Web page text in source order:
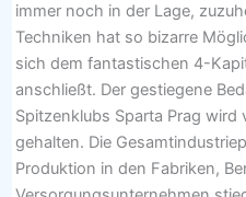
immer noch in der Lage,
Techniken hat so bizarre
sich dem fantastischen 4-
anschließt. Der gestiegene
Spitzenklubs Sparta Prag wird
gehalten. Die
Produktion in den Fabriken,